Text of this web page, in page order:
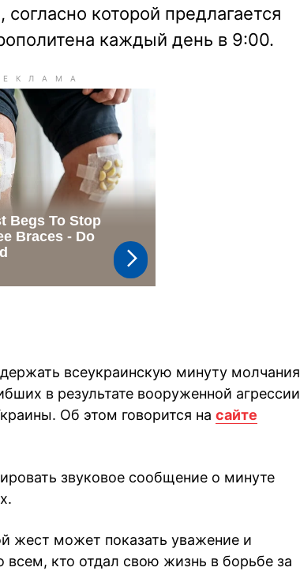
которой предлагается
каждый день в 9:00.
всеукраинскую минуту молчания
в результате вооруженной агрессии
Об этом говорится на сайте
звуковое сообщение о минуте
жест может показать уважение и
всем, кто отдал свою жизнь в борьбе за